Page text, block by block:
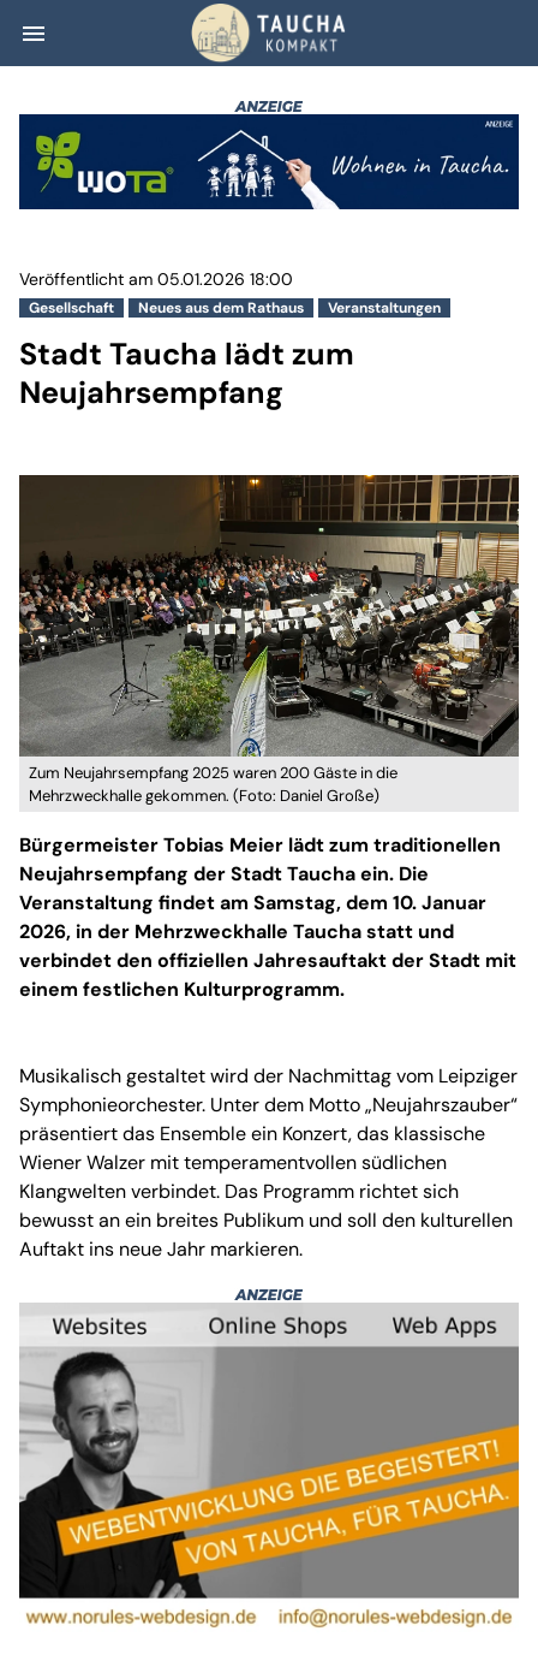
menu Stadt Taucha
Gesellschaft Neues aus dem Rathaus Veranstaltungen
Veröffentlicht am 05.01.2026 18:00
Stadt Taucha lädt zum
Neujahrsempfang
Zum Neujahrsempfang 2025 waren 200 Gäste in die
Mehrzweckhalle gekommen. (Foto: Daniel Große)
Bürgermeister Tobias Meier lädt zum traditionellen
Neujahrsempfang der Stadt Taucha ein. Die
Veranstaltung findet am Samstag, dem 10. Januar
2026, in der Mehrzweckhalle Taucha statt und
verbindet den offiziellen Jahresauftakt der Stadt mit
einem festlichen Kulturprogramm.
Musikalisch gestaltet wird der Nachmittag vom Leipziger
Symphonieorchester. Unter dem Motto „Neujahrszauber“
präsentiert das Ensemble ein Konzert, das klassische
Wiener Walzer mit temperamentvollen südlichen
Klangwelten verbindet. Das Programm richtet sich
bewusst an ein breites Publikum und soll den kulturellen
Auftakt ins neue Jahr markieren.